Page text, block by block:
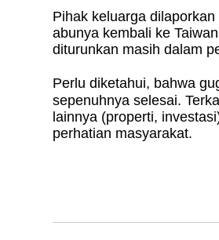
Pihak keluarga
abunya kembali ke
diturunkan masih dalam
Perlu diketahui, bahwa
sepenuhnya selesai.
lainnya (properti,
perhatian masyarakat.